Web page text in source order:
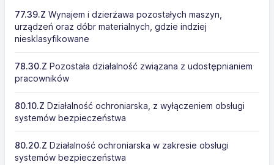
77.39.Z Wynajem i dzierżawa pozostałych maszyn,
urządzeń oraz dóbr materialnych, gdzie indziej
niesklasyfikowane
78.30.Z Pozostała działalność związana z udostępnianiem
pracowników
80.10.Z Działalność ochroniarska, z wyłączeniem obsługi
systemów bezpieczeństwa
80.20.Z Działalność ochroniarska w zakresie obsługi
systemów bezpieczeństwa